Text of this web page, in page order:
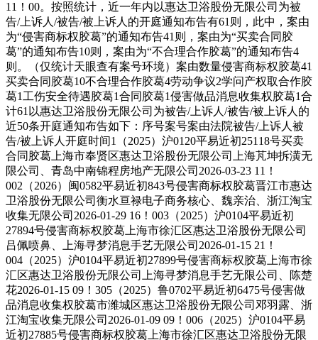
11！00。按照统计，近一年内以惠达卫浴股份无限公司为被
告/上诉人/被告/被上诉人的开庭通知布告有61则，此中，案由
为“侵害商标权胶葛”的通知布告41则，案由为“买卖合同胶
葛”的通知布告10则，案由为“不合理合作胶葛”的通知布告4
则。（仅统计天眼查有案号环境）案由数量侵害商标权胶葛41
买卖合同胶葛10不合理合作胶葛4劳动争议2学问产权取合作胶
葛1工伤安全待遇胶葛1合同胶葛1侵害做品消息收集权胶葛1合
计61以惠达卫浴股份无限公司为被告/上诉人/被告/被上诉人的
近50条开庭通知布告如下：序号案号案由法院被告/上诉⼈被
告/被上诉人开庭时间1（2025）沪0120平易近初25118号买卖
合同胶葛上海市奉贤区惠达卫浴股份无限公司上海芃坤拆潢无
限公司、青岛中南锦程房地产无限公司2026-03-23 11！
002（2026）闽0582平易近初843号侵害商标权胶葛晋江市惠达
卫浴股份无限公司衡水亘禄电子商务核心、魏亲治、浙江淘宝
收集无限公司2026-01-29 16！003（2025）沪0104平易近初
27894号侵害商标权胶葛上海市徐汇区惠达卫浴股份无限公司
吕佩喷鼻、上海寻梦消息手艺无限公司2026-01-15 21！
004（2025）沪0104平易近初27899号侵害商标权胶葛上海市徐
汇区惠达卫浴股份无限公司上海寻梦消息手艺无限公司、陈楚
花2026-01-15 09！305（2025）鲁0702平易近初6475号侵害做
品消息收集权胶葛市潍城区惠达卫浴股份无限公司邓羽露、浙
江淘宝收集无限公司2026-01-09 09！006（2025）沪0104平易
近初27885号侵害商标权胶葛上海市徐汇区惠达卫浴股份无限